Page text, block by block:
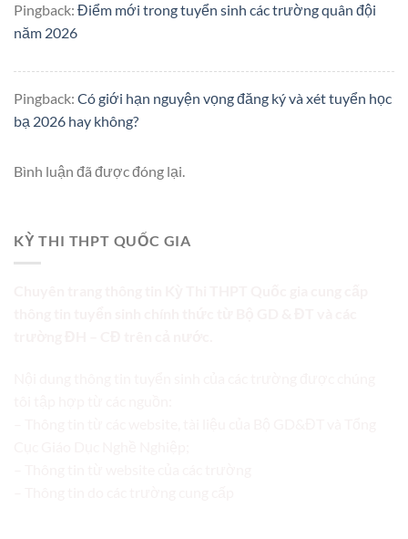
Pingback: Điểm mới trong tuyển sinh các trường quân đội
năm 2026
Pingback: Có giới hạn nguyện vọng đăng ký và xét tuyển học
bạ 2026 hay không?
Bình luận đã được đóng lại.
KỲ THI THPT QUỐC GIA